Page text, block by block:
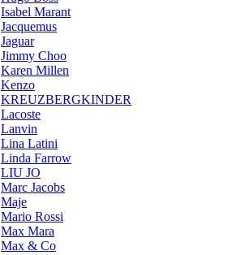
Isabel Marant
Jacquemus
Jaguar
Jimmy Choo
Karen Millen
Kenzo
KREUZBERGKINDER
Lacoste
Lanvin
Lina Latini
Linda Farrow
LIU JO
Marc Jacobs
Maje
Mario Rossi
Max Mara
Max & Co